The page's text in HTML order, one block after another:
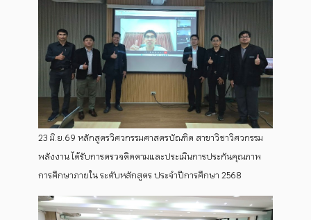
23 มิ.ย.69 หลักสูตรวิศวกรรมศาสตรบัณฑิต สาขาวิชาวิศวกรรม
พลังงาน ได้รับการตรวจติดตามและประเมินการประกันคุณภาพ
การศึกษาภายใน ระดับหลักสูตร ประจำปีการศึกษา 2568